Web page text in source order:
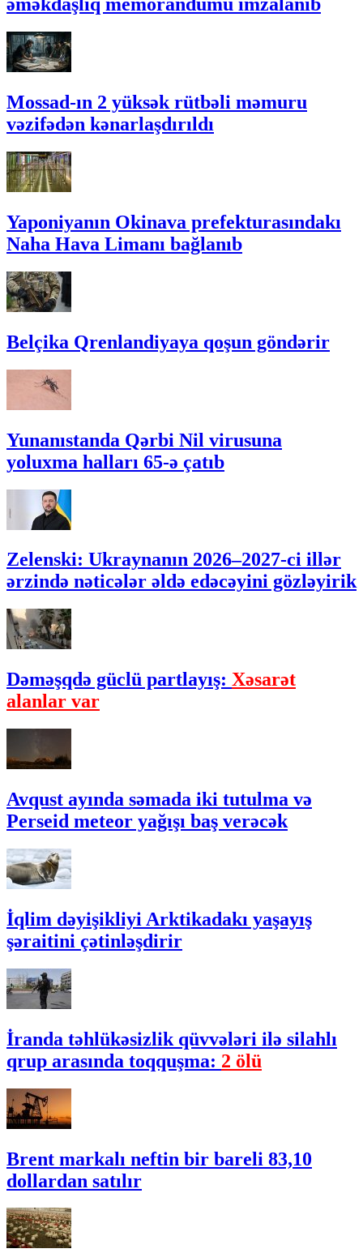
əməkdaşlıq memorandumu imzalanıb
Mossad-ın 2 yüksək rütbəli məmuru
vəzifədən kənarlaşdırıldı
Yaponiyanın Okinava prefekturasındakı
Naha Hava Limanı bağlanıb
Belçika Qrenlandiyaya qoşun göndərir
Yunanıstanda Qərbi Nil virusuna
yoluxma halları 65-ə çatıb
Zelenski: Ukraynanın 2026–2027-ci illər
ərzində nəticələr əldə edəcəyini gözləyirik
Dəməşqdə güclü partlayış: Xəsarət
alanlar var
Avqust ayında səmada iki tutulma və
Perseid meteor yağışı baş verəcək
İqlim dəyişikliyi Arktikadakı yaşayış
şəraitini çətinləşdirir
İranda təhlükəsizlik qüvvələri ilə silahlı
qrup arasında toqquşma: 2 ölü
Brent markalı neftin bir bareli 83,10
dollardan satılır